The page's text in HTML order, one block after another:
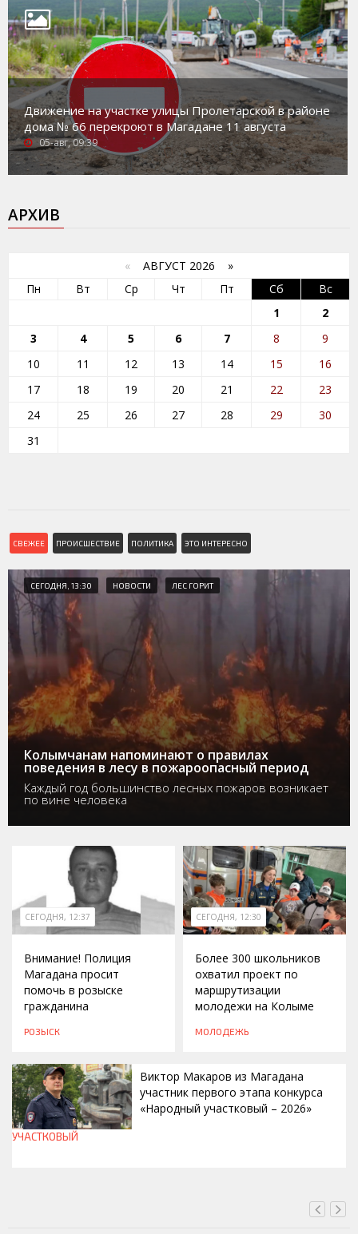
Движение на участке улицы Пролетарской в районе
дома № 66 перекроют в Магадане 11 августа
05-авг, 09:39
АРХИВ
« АВГУСТ 2026 »
Пн
Вт Ср Чт Пт Сб
Вс
1
2
3
4 5 6 7 8
9
10
11 12 13 14 15
16
17
18 19 20 21 22
23
24
25 26 27 28 29
30
31
СВЕЖЕЕ ПРОИСШЕСТВИЕ ПОЛИТИКА ЭТО ИНТЕРЕСНО
СЕГОДНЯ, 13:30 НОВОСТИ ЛЕС ГОРИТ
Колымчанам напоминают о правилах
поведения в лесу в пожароопасный период
Каждый год большинство лесных пожаров возникает
по вине человека
СЕГОДНЯ, 12:37
Внимание! Полиция
Магадана просит
помочь в розыске
гражданина
РОЗЫСК
СЕГОДНЯ, 12:30
Более 300 школьников
охватил проект по
маршрутизации
молодежи на Колыме
МОЛОДЕЖЬ
Виктор Макаров из Магадана
участник первого этапа конкурса
«Народный участковый – 2026»
УЧАСТКОВЫЙ